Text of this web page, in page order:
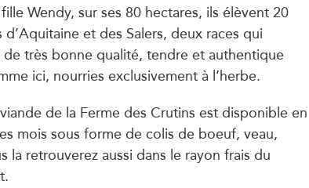
Wendy, sur ses 80 hectares, ils élèvent 20
et des Salers, deux races qui
très bonne qualité, tendre et authentique
ici, nourries exclusivement à l’herbe.
de la Ferme des Crutins est disponible en
mois sous forme de colis de boeuf, veau,
la retrouverez aussi dans le rayon frais du